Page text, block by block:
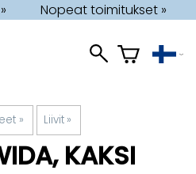
Nopeat toimitukset »
‪» Liivit ‪»
KAKSI